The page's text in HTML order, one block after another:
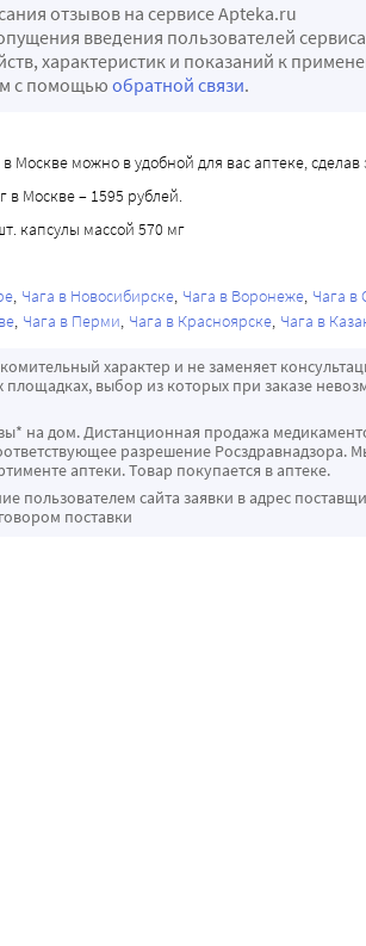
отзывов на сервисе Apteka.ru
введения пользователей сервиса
характеристик и показаний к
с помощью обратной связи.
Москве можно в удобной для вас аптеке, сделав
в Москве – 1595 рублей.
капсулы массой 570 мг
Чага в Новосибирске Чага в Воронеже Чага в
Чага в Перми Чага в Красноярске Чага в
характер и не заменяет
выбор из которых при заказе
на дом. Дистанционная продажа
разрешение Росздравнадзора.
аптеки. Товар покупается в аптеке.
пользователем сайта заявки в адрес
поставки